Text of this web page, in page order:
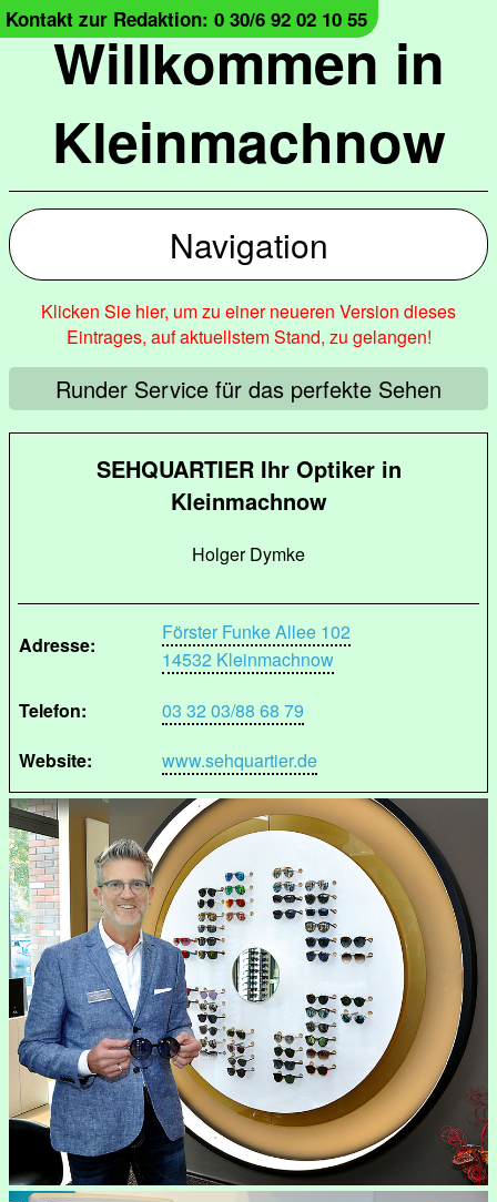
Willkommen in
Kleinmachnow
Kontakt zur Redaktion: 0 30/6 92 02 10 55
Navigation
Klicken Sie hier, um zu einer neueren Version dieses
Eintrages, auf aktuellstem Stand, zu gelangen!
Runder Service für das perfekte Sehen
SEHQUARTIER Ihr Optiker in
Kleinmachnow
Holger Dymke
Adresse:
Förster Funke Allee 102
14532 Kleinmachnow
Telefon:
03 32 03/88 68 79
Website:
www.sehquartier.de